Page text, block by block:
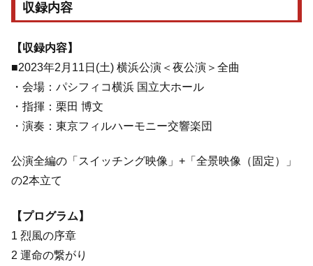
収録内容
【収録内容】
■2023年2月11日(土) 横浜公演＜夜公演＞全曲
・会場：パシフィコ横浜 国立大ホール
・指揮：栗田 博文
・演奏：東京フィルハーモニー交響楽団
公演全編の「スイッチング映像」+「全景映像（固定）」
の2本立て
【プログラム】
1 烈風の序章
2 運命の繋がり